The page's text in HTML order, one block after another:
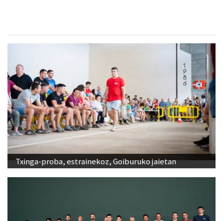
Txinga-proba, estrainekoz, Goiburuko jaietan